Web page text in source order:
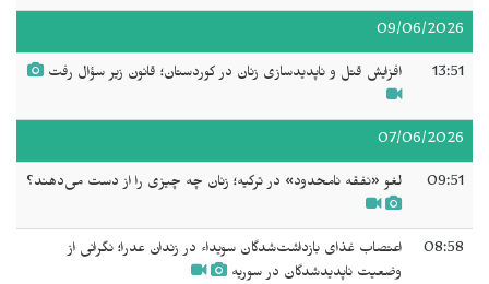
09/06/2026
13:51 افزایش قتل و ناپدیدسازی زنان در کوردستان؛ قانون زیر سؤال رفت
07/06/2026
09:51 لغو «نفقه نامحدود» در ترکیه؛ زنان چه چیزی را از دست می‌دهند؟
08:58
اعتصاب غذای بازداشت‌شدگان سويداء در زندان عدرا؛ نگرانی از
وضعیت ناپدیدشدگان در سوریه